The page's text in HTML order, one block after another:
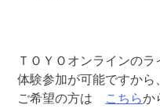
ＴＯＹＯオンラインの
体験参加が可能ですから
ご希望の方は
こちらか